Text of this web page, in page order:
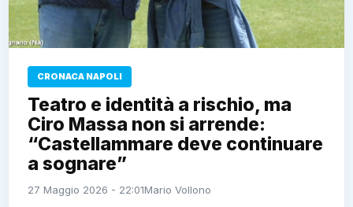
CRONACA NAPOLI
Teatro e identità a rischio, ma
Ciro Massa non si arrende:
“Castellammare deve continuare
a sognare”
27 Maggio 2026 - 22:01Mario Vollono